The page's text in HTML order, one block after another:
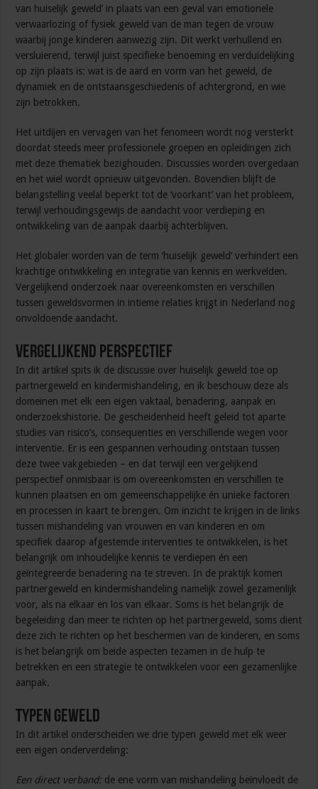
van huiselijk geweld’ in plaats van een geval van emotionele
verwaarlozing of fysiek geweld van de man tegen de vrouw
waarbij jonge kinderen aanwezig zijn. Dit werkt verhullend en
versluierend, terwijl juist specifieke benoeming en verduidelijking
op zijn plaats is: wat is de aard en vorm van het geweld, de
dynamiek en de ontstaansgeschiedenis of achtergrond, en wie
zijn betrokken.
Het uitdijen en vervagen van het fenomeen wordt nog versterkt
doordat steeds meer professionele groepen en opleidingen zich
met deze thematiek bezighouden. Discussies worden overgedaan
en het wiel wordt opnieuw uitgevonden. Bovendien blijft de
belangstelling veelal beperkt tot de ‘voorkant’ van het probleem,
terwijl verhoudingsgewijs de aandacht voor verdieping en
ontwikkeling van de aanpak daarbij achterblijven.
Het globaler worden van de term ‘huiselijk geweld’ verhindert een
krachtige ontwikkeling en integratie van kennis en werkvelden.
Vergelijkend onderzoek naar overeenkomsten en verschillen
tussen geweldsvormen in intieme relaties krijgt in Nederland nog
onvoldoende aandacht.
Vergelijkend perspectief
In dit artikel spits ik de discussie over huiselijk geweld toe op
partnergeweld en kindermishandeling, en ik beschouw deze als
domeinen met elk een eigen vaktaal, benadering, aanpak en
onderzoekshistorie. De gescheidenheid heeft geleid tot aparte
studies van risico’s, consequenties en verschillende wegen voor
interventie. Er is een gespannen verhouding ontstaan tussen
deze twee vakgebieden – en dat terwijl een vergelijkend
perspectief onmisbaar is om overeenkomsten en verschillen te
kunnen plaatsen en om gemeenschappelijke én unieke factoren
en processen in kaart te brengen. Om inzicht te krijgen in de links
tussen mishandeling van vrouwen en van kinderen en om
specifiek daarop afgestemde interventies te ontwikkelen, is het
belangrijk om inhoudelijke kennis te verdiepen én een
geïntegreerde benadering na te streven. In de praktijk komen
partnergeweld en kindermishandeling namelijk zowel gezamenlijk
voor, als na elkaar en los van elkaar. Soms is het belangrijk de
begeleiding dan meer te richten op het partnergeweld, soms dient
deze zich te richten op het beschermen van de kinderen, en soms
is het belangrijk om beide aspecten tezamen in de hulp te
betrekken en een strategie te ontwikkelen voor een gezamenlijke
aanpak.
Typen geweld
In dit artikel onderscheiden we drie typen geweld met elk weer
een eigen onderverdeling:
Een direct verband: de ene vorm van mishandeling beïnvloedt de